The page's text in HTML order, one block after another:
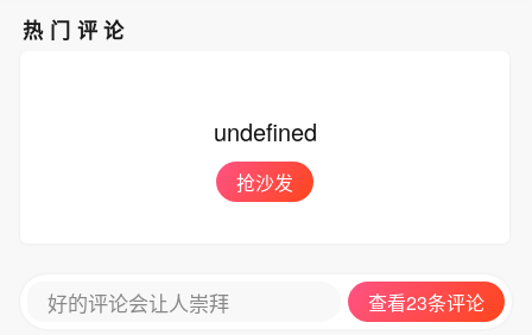
热门评论
undefined
抢沙发
好的评论会让人崇拜 查看23条评论